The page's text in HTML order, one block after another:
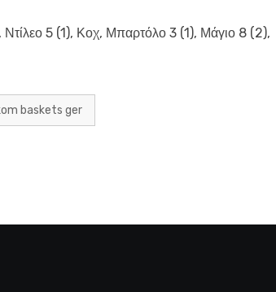
Ντίλεο 5 (1), Κοχ, Μπαρτόλο 3 (1), Μάγιο 8 (2),
baskets ger